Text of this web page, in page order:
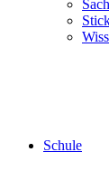
Schule